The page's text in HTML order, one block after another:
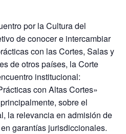
por la Cultura del
de conocer e intercambiar
con las Cortes, Salas y
de otros países, la Corte
institucional:
con Altas Cortes»
sobre el
la relevancia en admisión de
garantías jurisdiccionales.